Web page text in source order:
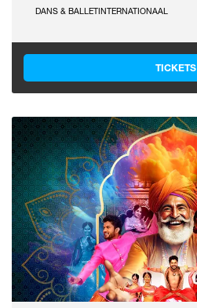
DANS & BALLETINTERNATIONAAL
TICKETS